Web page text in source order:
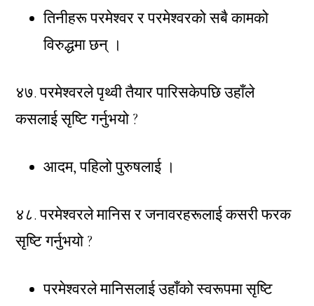
तिनीहरू परमेश्वर र परमेश्वरको सबै कामको
विरुद्धमा छन् ।
४७. परमेश्वरले पृथ्वी तैयार पारिसकेपछि उहाँले
कसलाई सृष्टि गर्नुभयो ?
आदम, पहिलो पुरुषलाई ।
४८. परमेश्वरले मानिस र जनावरहरूलाई कसरी फरक
सृष्टि गर्नुभयो ?
परमेश्वरले मानिसलाई उहाँको स्वरूपमा सृष्टि